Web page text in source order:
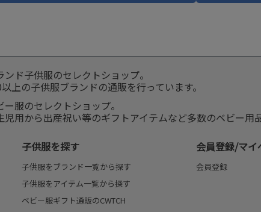
ンド子供服のセレクトショップ。
上の子供服ブランドの通販を行っています。
ー服のセレクトショップ。
児用から出産祝い等のギフトアイテムなど多数のベビー用
子供服を探す
子供服をブランド一覧から探す
子供服をアイテム一覧から探す
ベビー服ギフト通販のCWTCH
会員登録/マイ
会員登録